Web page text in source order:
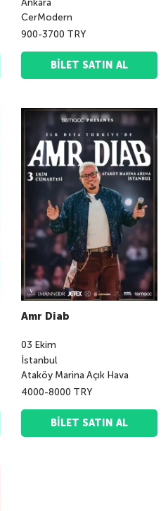
CerModern
900-3700 TRY
BILET SATIN AL
Amr Diab
03 Ekim
İstanbul
Ataköy Marina Açık Hava
4000-8000 TRY
BILET SATIN AL